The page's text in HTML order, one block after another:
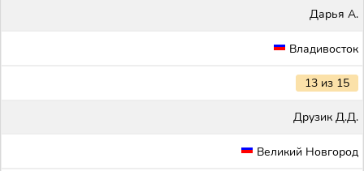
Дарья А.
Владивосток
13 из 15
Друзик Д.Д.
Великий Новгород